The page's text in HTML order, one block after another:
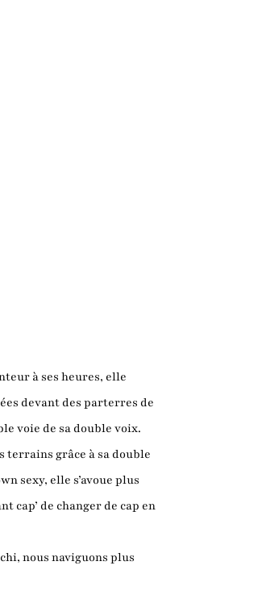
à ses heures, elle
devant des parterres de
voie de sa double voix.
terrains grâce à sa double
sexy, elle s’avoue plus
cap’ de changer de cap en
nous naviguons plus